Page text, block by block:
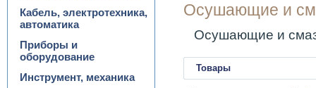
Осушающие и
Осушающие и
Товары
Кабель, электротехника,
автоматика
Приборы и
оборудование
Инструмент, механика